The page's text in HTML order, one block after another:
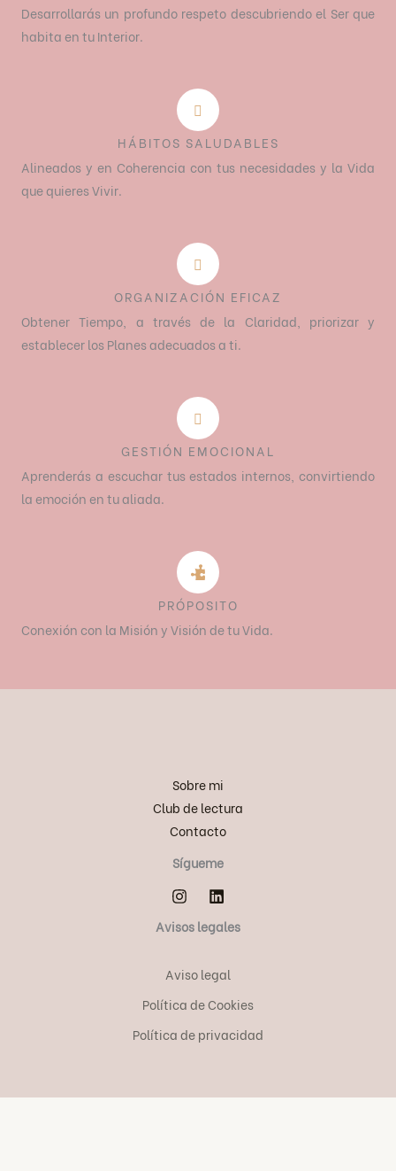
Desarrollarás un profundo respeto descubriendo el Ser que
habita en tu Interior.
HÁBITOS SALUDABLES
Alineados y en Coherencia con tus necesidades y la Vida
que quieres Vivir.
ORGANIZACIÓN EFICAZ
Obtener Tiempo, a través de la Claridad, priorizar y
establecer los Planes adecuados a ti.
GESTIÓN EMOCIONAL
Aprenderás a escuchar tus estados internos, convirtiendo
la emoción en tu aliada.
PRÓPOSITO
Conexión con la Misión y Visión de tu Vida.
Sobre mi
Club de lectura
Contacto
Sígueme
Avisos legales
Aviso legal
Política de Cookies
Política de privacidad